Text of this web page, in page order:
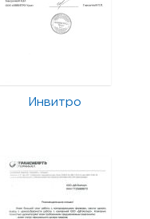
Инвитро